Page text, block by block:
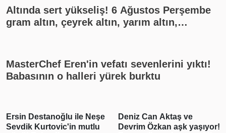
Altında sert yükseliş! 6 Ağustos Perşembe
gram altın, çeyrek altın, yarım altın,
MasterChef Eren'in vefatı sevenlerini yıktı!
Babasının o halleri yürek burktu
Ersin Destanoğlu ile Neşe
Sevdik Kurtovic'in mutlu
Deniz Can Aktaş ve
Devrim Özkan aşk yaşıyor!